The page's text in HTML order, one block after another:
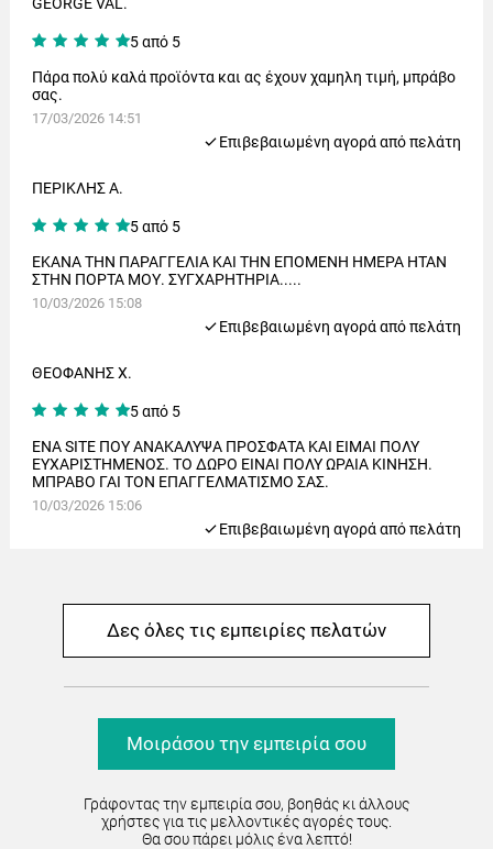
5 από 5
Πάρα πολύ καλά προϊόντα και ας έχουν χαμηλη τιμή, μπράβο
σας.
17/03/2026 14:51
Eπιβεβαιωμένη αγορά από πελάτη
ΠΕΡΙΚΛΗΣ Α.
5 από 5
ΕΚΑΝΑ ΤΗΝ ΠΑΡΑΓΓΕΛΙΑ ΚΑΙ ΤΗΝ ΕΠΟΜΕΝΗ ΗΜΕΡΑ ΗΤΑΝ
ΣΤΗΝ ΠΟΡΤΑ ΜΟΥ. ΣΥΓΧΑΡΗΤΗΡΙΑ.....
10/03/2026 15:08
Eπιβεβαιωμένη αγορά από πελάτη
ΘΕΟΦΑΝΗΣ Χ.
5 από 5
ΕΝΑ SITE ΠΟΥ ΑΝΑΚΑΛΥΨΑ ΠΡΟΣΦΑΤΑ ΚΑΙ ΕΙΜΑΙ ΠΟΛΥ
ΕΥΧΑΡΙΣΤΗΜΕΝΟΣ. ΤΟ ΔΩΡΟ ΕΙΝΑΙ ΠΟΛΥ ΩΡΑΙΑ ΚΙΝΗΣΗ.
ΜΠΡΑΒΟ ΓΑΙ ΤΟΝ ΕΠΑΓΓΕΛΜΑΤΙΣΜΟ ΣΑΣ.
10/03/2026 15:06
Eπιβεβαιωμένη αγορά από πελάτη
Δες όλες τις εμπειρίες πελατών
Μοιράσου την εμπειρία σου
Γράφοντας την εμπειρία σου, βοηθάς κι άλλους
χρήστες για τις μελλοντικές αγορές τους.
Θα σου πάρει μόλις ένα λεπτό!